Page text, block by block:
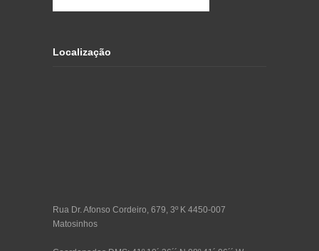
Localização
Rua Dr. Afonso Cordeiro, 679, 3º K 4450-007
Matosinhos